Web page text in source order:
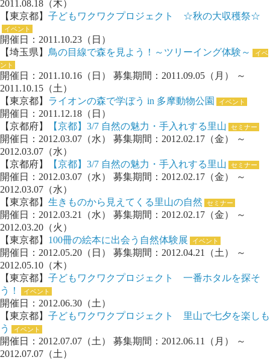
2011.08.18（木）
【東京都】 子どもワクワクプロジェクト ☆秋の大収穫祭☆
イベント
開催日：2011.10.23（日）
【埼玉県】 鳥の目線で森を見よう！～ツリーイング体験～
イベ
ント
開催日：2011.10.16（日） 募集期間：2011.09.05（月） ～
2011.10.15（土）
【東京都】 ライオンの森で学ぼう in 多摩動物公園 イベント
開催日：2011.12.18（日）
【京都府】
【京都】3/7 自然の魅力・手入れする里山 セミナー
開催日：2012.03.07（水） 募集期間：2012.02.17（金） ～
2012.03.07（水）
【京都府】
【京都】3/7 自然の魅力・手入れする里山 セミナー
開催日：2012.03.07（水） 募集期間：2012.02.17（金） ～
2012.03.07（水）
【東京都】 生きものから見えてくる里山の自然 セミナー
開催日：2012.03.21（水） 募集期間：2012.02.17（金） ～
2012.03.20（火）
【東京都】 100冊の絵本に出会う自然体験展 イベント
開催日：2012.05.20（日） 募集期間：2012.04.21（土） ～
2012.05.10（木）
【東京都】 子どもワクワクプロジェクト 一番ホタルを探そ
う！
イベント
開催日：2012.06.30（土）
【東京都】 子どもワクワクプロジェクト 里山で七夕を楽しも
う
イベント
開催日：2012.07.07（土） 募集期間：2012.06.11（月） ～
2012.07.07（土）